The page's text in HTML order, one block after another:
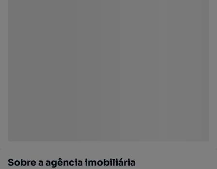
Sobre a agência imobiliária